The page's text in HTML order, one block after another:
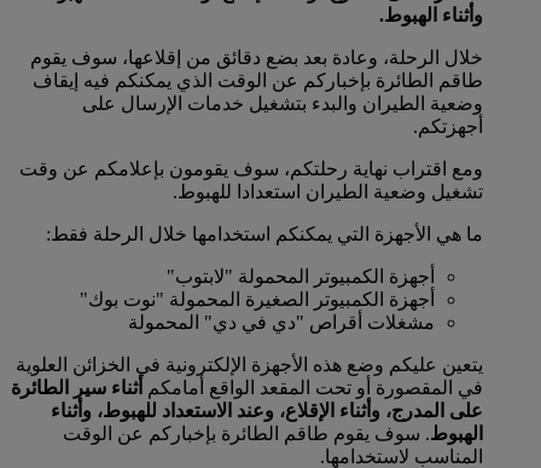
وأثناء الهبوط.
خلال الرحلة، وعادة بعد بضع دقائق من إقلاعها، سوف يقوم
طاقم الطائرة بإخباركم عن الوقت الذي يمكنكم فيه إيقاف
وضعية الطيران والبدء بتشغيل خدمات الإرسال على
أجهزتكم.
ومع اقتراب نهاية رحلتكم، سوف يقومون بإعلامكم عن وقت
تشغيل وضعية الطيران استعدادا للهبوط.
ما هي الأجهزة التي يمكنكم استخدامها خلال الرحلة فقط:
أجهزة الكمبيوتر المحمولة "لابتوب"
أجهزة الكمبيوتر الصغيرة المحمولة "نوت بوك"
مشغلات أقراص "دي في دي" المحمولة
يتعين عليكم وضع هذه الأجهزة الإلكترونية في الخزائن العلوية
في المقصورة أو تحت المقعد الواقع أمامكم أثناء سير الطائرة
على المدرج، وأثناء الإقلاع، وعند الاستعداد للهبوط، وأثناء
الهبوط. سوف يقوم طاقم الطائرة بإخباركم عن الوقت
المناسب لاستخدامها.